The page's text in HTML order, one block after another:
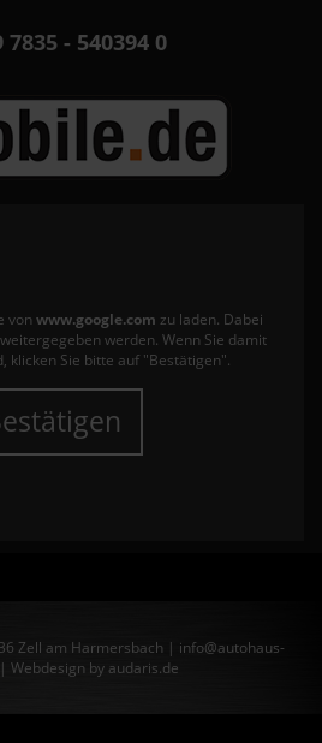
7835 - 540394 0
von www.google.com zu laden. Dabei
werden. Wenn Sie damit
klicken Sie bitte auf "Bestätigen".
Zell am Harmersbach | info@autohaus-
Webdesign by audaris.de